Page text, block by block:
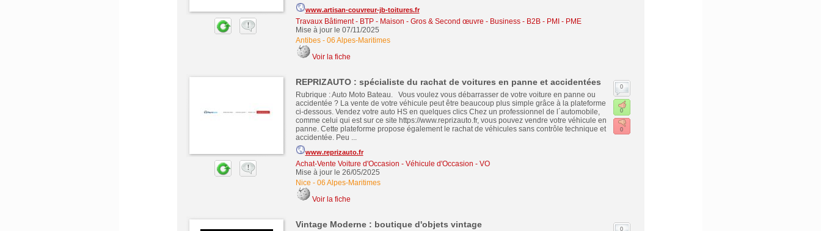
www.artisan-couvreur-jb-toitures.fr
Travaux Bâtiment - BTP - Maison - Gros & Second œuvre - Business - B2B - PMI - PME
Mise à jour le 07/11/2025
Antibes- 06 Alpes-Maritimes
Voir la fiche
REPRIZAUTO : spécialiste du rachat de voitures en panne et accidentées
Rubrique : Auto Moto Bateau. Vous voulez vous débarrasser de votre voiture en panne ou
accidentée ? La vente de votre véhicule peut être beaucoup plus simple grâce à la plateforme
ci-dessous. Vendez votre auto HS en quelques clics Chez un professionnel de l´automobile,
comme celui qui est sur ce site https://www.reprizauto.fr, vous pouvez vendre votre véhicule en
panne. Cette plateforme propose également le rachat de véhicules sans contrôle technique et
accidentée. Peu ...
www.reprizauto.fr
Achat-Vente Voiture d'Occasion - Véhicule d'Occasion - VO
Mise à jour le 26/05/2025
Nice - 06 Alpes-Maritimes
Voir la fiche
0
0
0
Vintage Moderne : boutique d'objets vintage 0